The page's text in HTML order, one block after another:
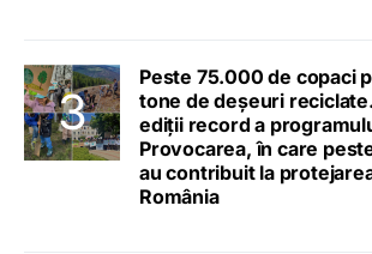
Peste 75.000 de copaci
tone de deșeuri
ediții record a
Provocarea, în care
au contribuit la
România